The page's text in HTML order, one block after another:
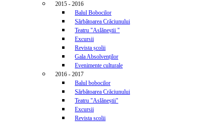
2015 - 2016
Balul Bobocilor
Sărbătoarea Crăciunului
Teatru "Aslăneștii "
Excursii
Revista școlii
Gala Absolvenților
Evenimente culturale
2016 - 2017
Balul bobocilor
Sărbătoarea Crăciunului
Teatru "Aslăneștii"
Excursii
Revista scolii